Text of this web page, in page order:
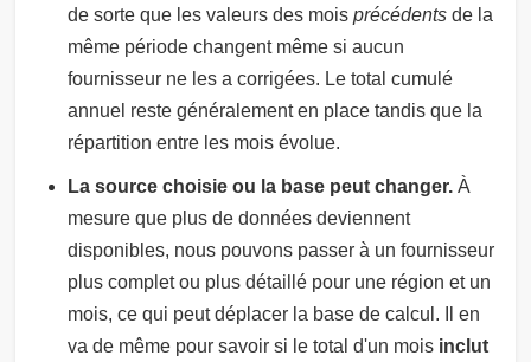
de sorte que les valeurs des mois précédents de la
même période changent même si aucun
fournisseur ne les a corrigées. Le total cumulé
annuel reste généralement en place tandis que la
répartition entre les mois évolue.
La source choisie ou la base peut changer. À
mesure que plus de données deviennent
disponibles, nous pouvons passer à un fournisseur
plus complet ou plus détaillé pour une région et un
mois, ce qui peut déplacer la base de calcul. Il en
va de même pour savoir si le total d'un mois inclut